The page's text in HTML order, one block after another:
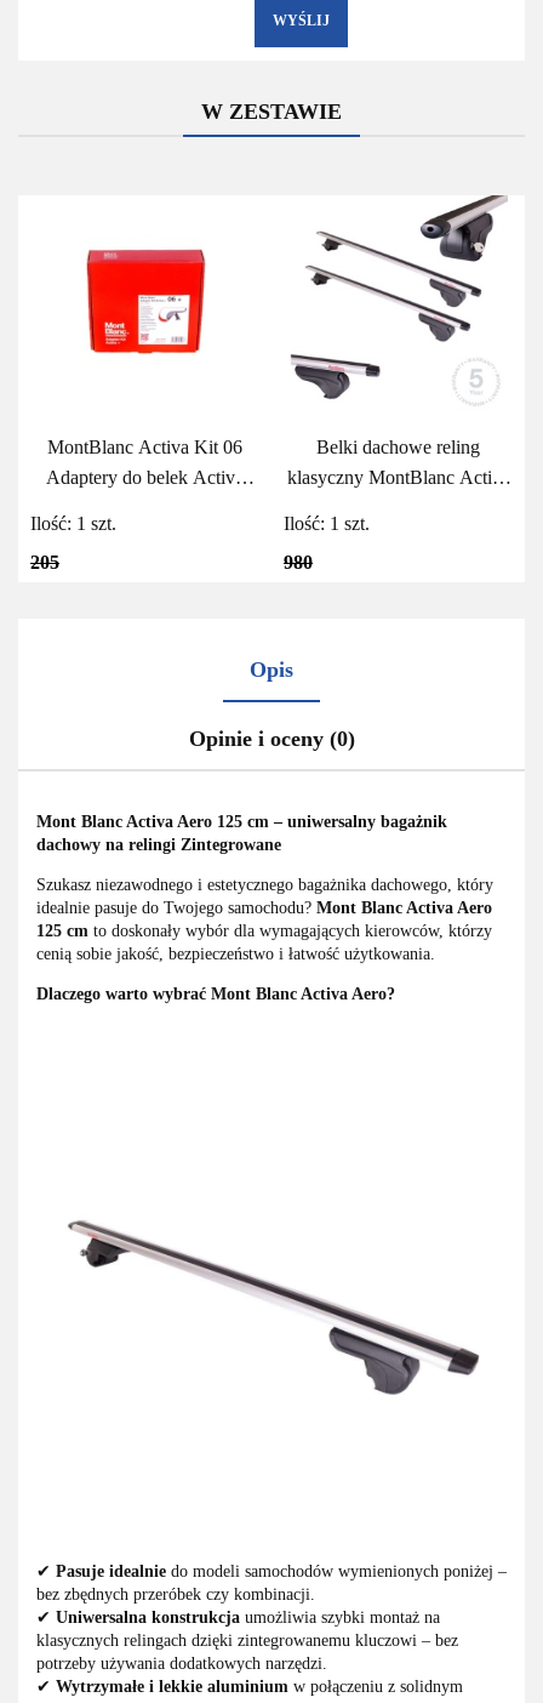
WYŚLIJ
W ZESTAWIE
MontBlanc Activa Kit 06
Adaptery do belek Activa
205
Ilość: 1 szt.
Belki dachowe reling
klasyczny MontBlanc Activa
980
Ilość: 1 szt.
Opis
Opinie i oceny (0)
Mont Blanc Activa Aero 125 cm – uniwersalny bagażnik
dachowy na relingi Zintegrowane
Szukasz niezawodnego i estetycznego bagażnika dachowego, który
idealnie pasuje do Twojego samochodu? Mont Blanc Activa Aero
125 cm to doskonały wybór dla wymagających kierowców, którzy
cenią sobie jakość, bezpieczeństwo i łatwość użytkowania.
Dlaczego warto wybrać Mont Blanc Activa Aero?
✔ Pasuje idealnie do modeli samochodów wymienionych poniżej –
bez zbędnych przeróbek czy kombinacji.
✔ Uniwersalna konstrukcja umożliwia szybki montaż na
klasycznych relingach dzięki zintegrowanemu kluczowi – bez
potrzeby używania dodatkowych narzędzi.
✔ Wytrzymałe i lekkie aluminium w połączeniu z solidnym